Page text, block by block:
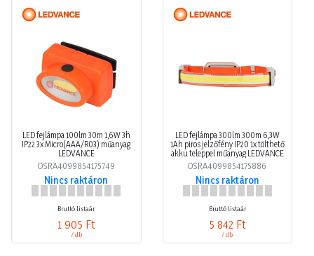
LED fejlámpa 100lm 30m 1,6W 3h
IP22 3x Micro(AAA/R03) műanyag
LEDVANCE
OSRA4099854175749
Nincs raktáron
Bruttó listaár
1 905 Ft
/ db
LED fejlámpa 300lm 300m 6,3W
1Ah piros jelzőfény IP20 1x tölthető
akku teleppel műanyag LEDVANCE
OSRA4099854175886
Nincs raktáron
Bruttó listaár
5 842 Ft
/ db